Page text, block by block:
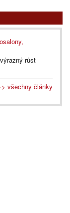
růst
všechny články